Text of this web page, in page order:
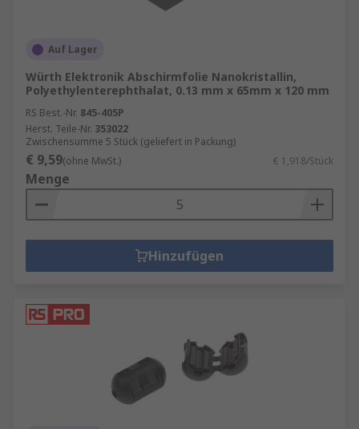
Auf Lager
Würth Elektronik Abschirmfolie Nanokristallin,
Polyethylenterephthalat, 0.13 mm x 65mm x 120 mm
RS Best.-Nr. 845-405P
Herst. Teile-Nr. 353022
Zwischensumme 5 Stück (geliefert in Packung)
€ 9,59(ohne MwSt.) € 1,918/Stück
Menge
Hinzufügen